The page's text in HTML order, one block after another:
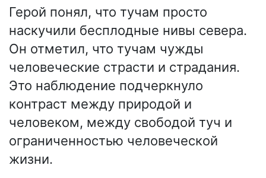
Герой понял, что тучам просто
наскучили бесплодные нивы севера.
Он отметил, что тучам чужды
человеческие страсти и страдания.
Это наблюдение подчеркнуло
контраст между природой и
человеком, между свободой туч и
ограниченностью человеческой
жизни.